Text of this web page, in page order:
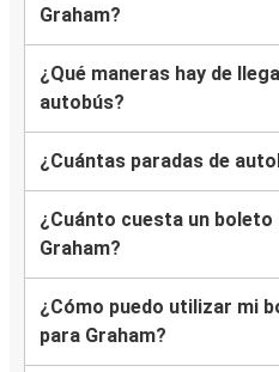
Graham?
¿Qué maneras hay de
autobús?
¿Cuántas paradas de
¿Cuánto cuesta un boleto
Graham?
¿Cómo puedo utilizar mi
para Graham?